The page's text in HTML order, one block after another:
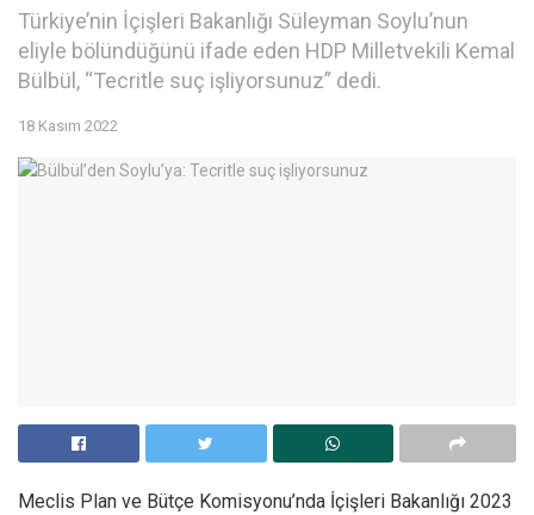
Türkiye’nin İçişleri Bakanlığı Süleyman Soylu’nun
eliyle bölündüğünü ifade eden HDP Milletvekili Kemal
Bülbül, “Tecritle suç işliyorsunuz” dedi.
18 Kasım 2022
Meclis Plan ve Bütçe Komisyonu’nda İçişleri Bakanlığı 2023